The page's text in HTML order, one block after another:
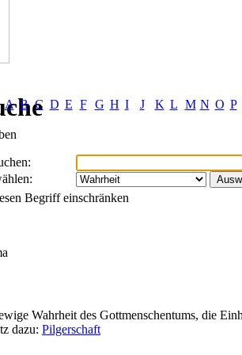
A B C D E F G H I J K L M N O P
Begriff einschränken
Wahrheit des Gottmenschentums, die
dazu: Pilgerschaft